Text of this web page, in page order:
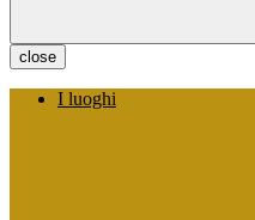
close
I luoghi